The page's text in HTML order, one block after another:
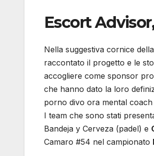
Escort
Nella suggestiva cornice
raccontato il progetto e le
accogliere come sponsor
che hanno dato la loro
porno divo ora mental coach
I team che sono stati
Bandeja y Cerveza (padel) e
Camaro #54 nel campionato